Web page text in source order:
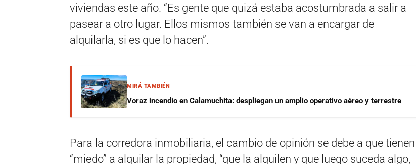
viviendas este año. “Es gente que quizá estaba acostumbrada a salir a
pasear a otro lugar. Ellos mismos también se van a encargar de
alquilarla, si es que lo hacen”.
MIRÁ TAMBIÉN
Voraz incendio en Calamuchita: despliegan un amplio operativo aéreo y terrestre
Para la corredora inmobiliaria, el cambio de opinión se debe a que tienen
“miedo” a alquilar la propiedad, “que la alquilen y que luego suceda algo,